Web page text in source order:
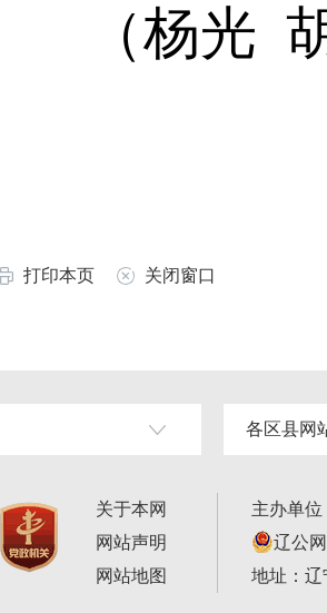
（杨光 胡
打印本页 关闭窗口
各区县网
关于本网
网站声明
网站地图
主办单
辽公
地址：辽